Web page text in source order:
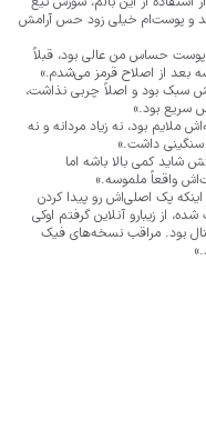
و پوست‌ام خیلی زود حس آرامش
پوست حساس من عالی بود، قبلاً
بعد از اصلاح قرمز می‌شدم.»
سبک بود و اصلاً چربی نذاشت،
سریع بود.»
ملایم بود، نه زیاد مردانه و نه
داشت.»
شاید کمی بالا باشه اما
واقعاً ملموسه.»
پک اصلی‌اش رو پیدا کردن
از زیبارو آنلاین گرفتم اوکی
بود. مراقب نسخه‌های فیک